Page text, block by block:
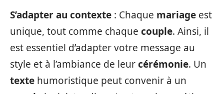
S’adapter au contexte : Chaque mariage est
unique, tout comme chaque couple. Ainsi, il
est essentiel d’adapter votre message au
style et à l’ambiance de leurcérémonie. Un
texte humoristique peut convenir à un